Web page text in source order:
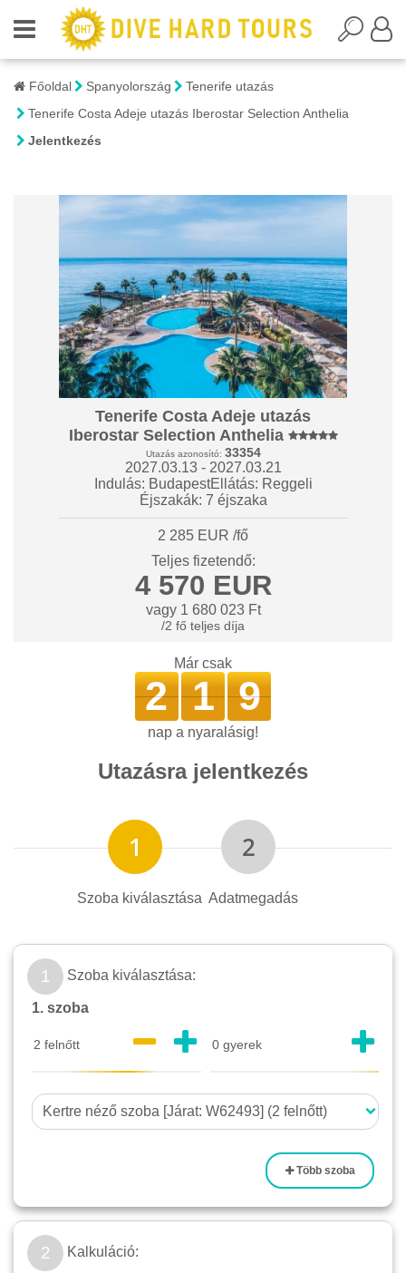
Főoldal Spanyolország
Tenerife utazás
Tenerife Costa Adeje utazás Iberostar Selection Anthelia
Jelentkezés
Már csak
2 1 9
nap a nyaralásig!
Utazásra jelentkezés
Szoba kiválasztása Adatmegadás
1 Szoba kiválasztása:
1. szoba
Több szoba
2 Kalkuláció:
Tenerife Costa Adeje utazás
Iberostar Selection Anthelia
Utazás azonosító: 33354
2027.03.13 - 2027.03.21
Indulás: BudapestEllátás: Reggeli
Éjszakák: 7 éjszaka
2 285 EUR /fő
Teljes fizetendő:
4 570 EUR
vagy 1 680 023 Ft
/2 fő teljes díja